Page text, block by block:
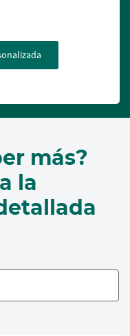
más?
la